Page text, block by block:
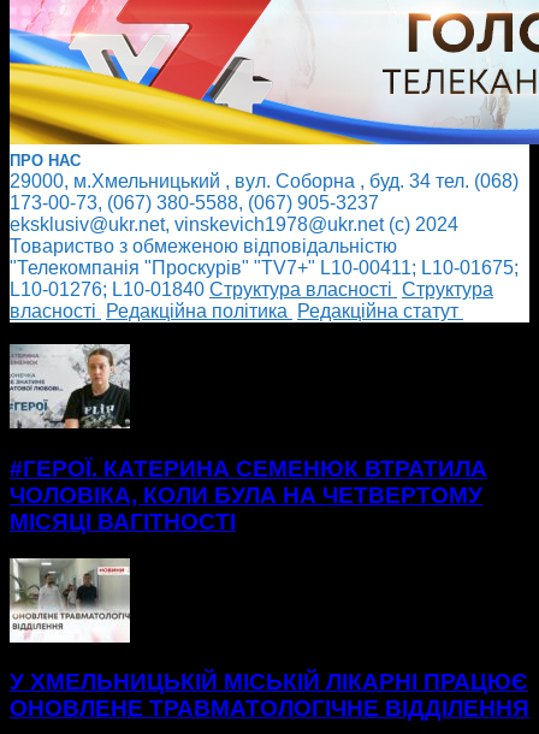
ПРО НАС
29000, м.Хмельницький , вул. Соборна , буд. 34 тел. (068)
173-00-73, (067) 380-5588, (067) 905-3237
eksklusiv@ukr.net, vinskevich1978@ukr.net (с) 2024
Товариство з обмеженою відповідальністю
"Телекомпанія "Проскурів" "TV7+" L10-00411; L10-01675;
L10-01276; L10-01840 Cтруктура власності Cтруктура
власності
Редакційна політика
Редакційна статут
#ГЕРОЇ. КАТЕРИНА СЕМЕНЮК ВТРАТИЛА
ЧОЛОВІКА, КОЛИ БУЛА НА ЧЕТВЕРТОМУ
МІСЯЦІ ВАГІТНОСТІ
У ХМЕЛЬНИЦЬКІЙ МІСЬКІЙ ЛІКАРНІ ПРАЦЮЄ
ОНОВЛЕНЕ ТРАВМАТОЛОГІЧНЕ ВІДДІЛЕННЯ